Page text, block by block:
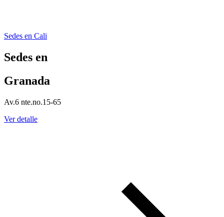
Sedes en Cali
Sedes en
Granada
Av.6 nte.no.15-65
Ver detalle